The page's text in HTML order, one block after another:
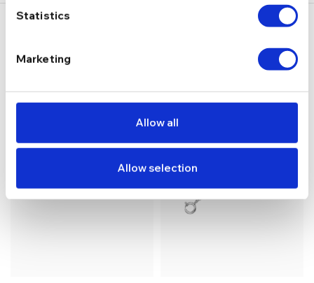
Statistics
Marketing
Allow all
Allow selection